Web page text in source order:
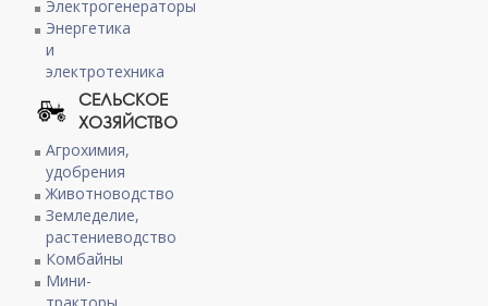
Электрогенераторы
Энергетика
и
электротехника
СЕЛЬСКОЕ
ХОЗЯЙСТВО
Агрохимия,
удобрения
Животноводство
Земледелие,
растениеводство
Комбайны
Мини-